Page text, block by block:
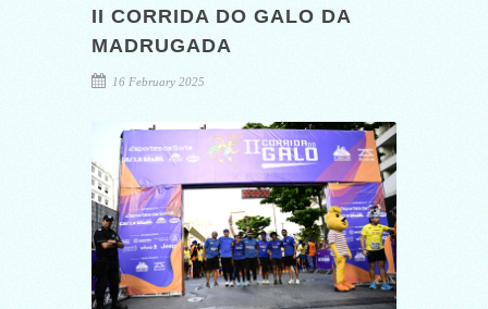
II CORRIDA DO GALO DA
MADRUGADA
16 February 2025